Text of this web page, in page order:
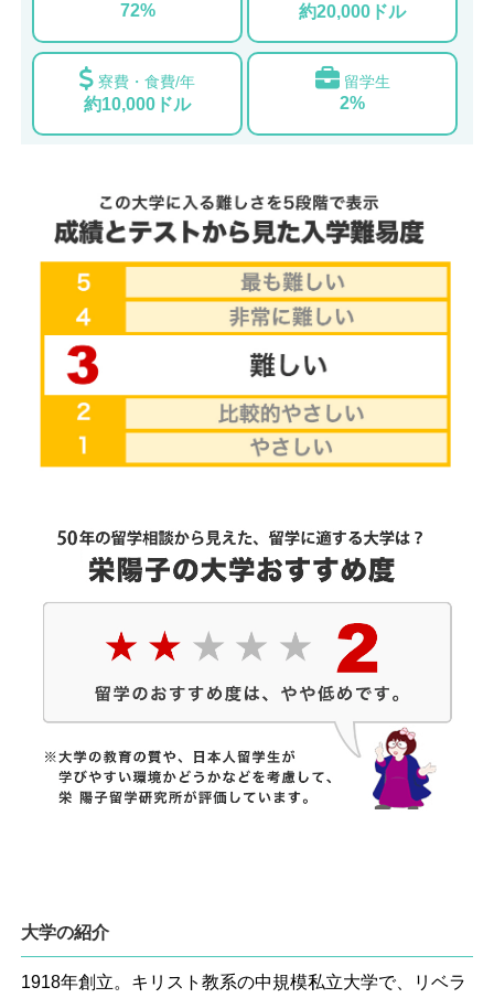
72% 約20,000ドル
寮費・食費/年
約10,000ドル
留学生
2%
大学の紹介
1918年創立。キリスト教系の中規模私立大学で、リベラ